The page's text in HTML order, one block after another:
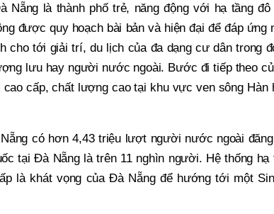
Nẵng là thành phố trẻ, năng động với hạ tầng
được quy hoạch bài bản và hiện đại để đáp ứng
cho tới giải trí, du lịch của đa dạng cư dân trong
lưu hay người nước ngoài. Bước đi tiếp theo
cấp, chất lượng cao tại khu vực ven sông Hàn
có hơn 4,43 triệu lượt người nước ngoài
tại Đà Nẵng là trên 11 nghìn người. Hệ thống hạ
là khát vọng của Đà Nẵng để hướng tới một